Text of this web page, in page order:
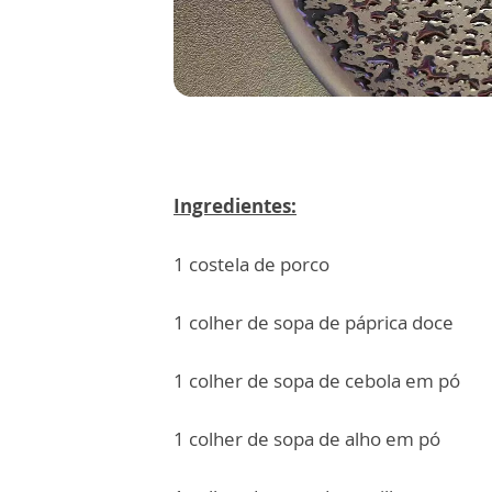
Ingredientes:
1 costela de porco
1 colher de sopa de páprica doce
1 colher de sopa de cebola em pó
1 colher de sopa de alho em pó